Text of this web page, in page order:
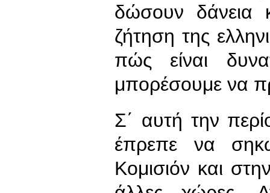
δώσουν δάνεια
ζήτηση της
πώς είναι
μπορέσουμε να
Σ΄ αυτή την
έπρεπε να
Κομισιόν και